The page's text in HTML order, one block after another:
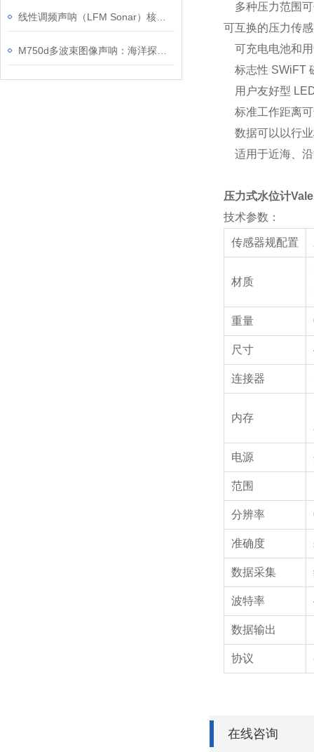
多种压力范围
可互换的压力传
可充电电池和用
标志性 SWiFT
用户友好型
标准工作距离
数据可以以行业
适用于近海、沿
压力式水位计
技术参数：
传感器规配置
材质
重量
尺寸
连接器
内存
电源
范围
分辨率
准确度
数据采集
波特率
数据输出
协议
在线咨询